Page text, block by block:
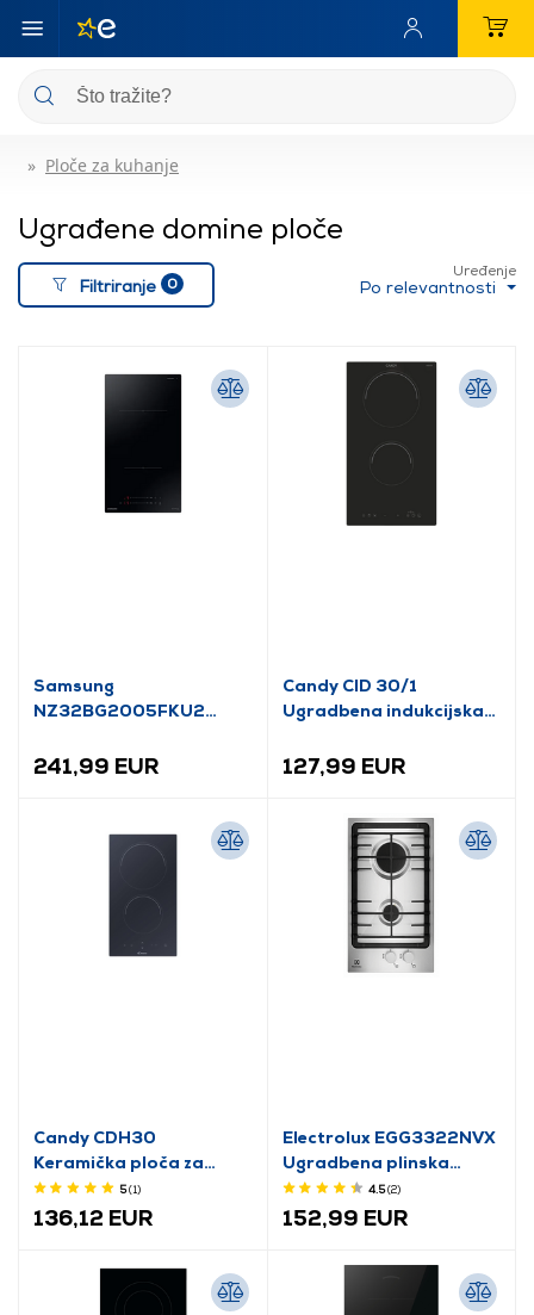
Ploče za kuhanje
Ugrađene domine ploče
Filtriranje 0
Uređenje
Po relevantnosti
Samsung
NZ32BG2005FKU2
ploča
241,99 EUR
Candy CID 30/1
Ugradbena indukcijska
127,99 EUR
Candy CDH30
Keramička ploča za
kuhanje
5(1)
136,12 EUR
Electrolux EGG3322NVX
Ugradbena plinska
ploča za kuhanje
4.5(2)
152,99 EUR